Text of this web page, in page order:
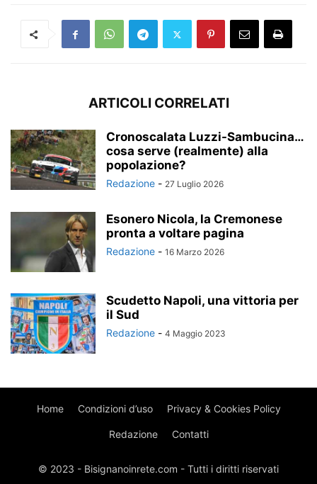
ARTICOLI CORRELATI
Cronoscalata Luzzi-Sambucina…
cosa serve (realmente) alla
popolazione?
Redazione - 27 Luglio 2026
Esonero Nicola, la Cremonese
pronta a voltare pagina
Redazione - 16 Marzo 2026
Scudetto Napoli, una vittoria per
il Sud
Redazione - 4 Maggio 2023
Home Condizioni d’uso Privacy & Cookies Policy
Redazione Contatti
© 2023 - Bisignanoinrete.com - Tutti i diritti riservati